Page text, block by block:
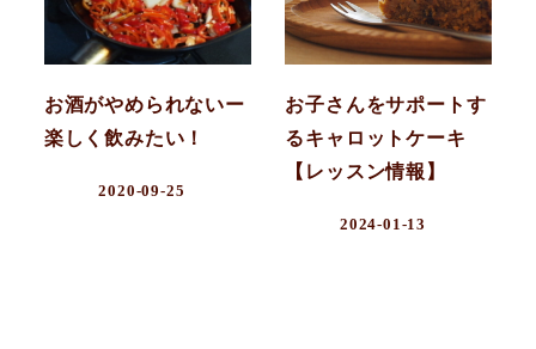
お酒がやめられないー
楽しく飲みたい！
2020-09-25
お子さんをサポートす
るキャロットケーキ
【レッスン情報】
2024-01-13